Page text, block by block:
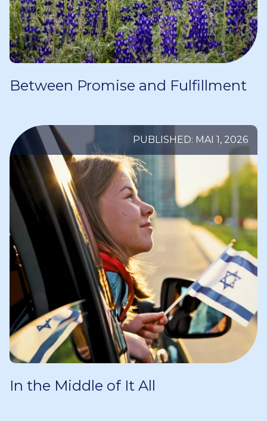
Between Promise and Fulfillment
PUBLISHED: MAI 1, 2026
In the Middle of It All